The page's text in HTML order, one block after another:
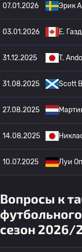
07.01.2026 Эрик
03.01.2026 Е.
31.12.2025 T. Ando
31.08.2025 Scott
27.08.2025
14.08.2025
10.07.2025 Луи
Вопросы к
сезон 2026/